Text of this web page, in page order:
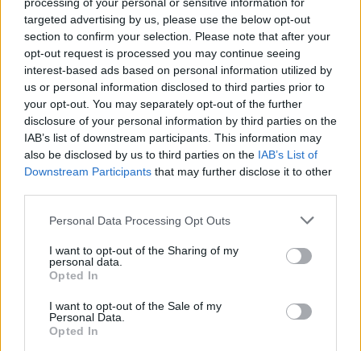
targeted advertising by us, please use the below opt-out
section to confirm your selection. Please note that after your
opt-out request is processed you may continue seeing
interest-based ads based on personal information utilized by
us or personal information disclosed to third parties prior to
your opt-out. You may separately opt-out of the further
disclosure of your personal information by third parties on the
IAB’s list of downstream participants. This information may
also be disclosed by us to third parties on the IAB’s List of
Downstream Participants that may further disclose it to other
Personal Data Processing Opt Outs
I want to opt-out of the Sharing of my
personal data.
Opted In
I want to opt-out of the Sale of my
Personal Data.
Opted In
zanimati? Najboljše nagradimo.
Pošlji
Moji Mediji d.o.o.
sobotainfo.com•mariborinfo.com•ptujinfo.com•pomurec.com
ljubljanainfo.com
tvidea.si
Vse pravice pridržane © 2026
Tematike
Lokalno
Slovenija
Svet
Politika
Prijavi se na cajtng